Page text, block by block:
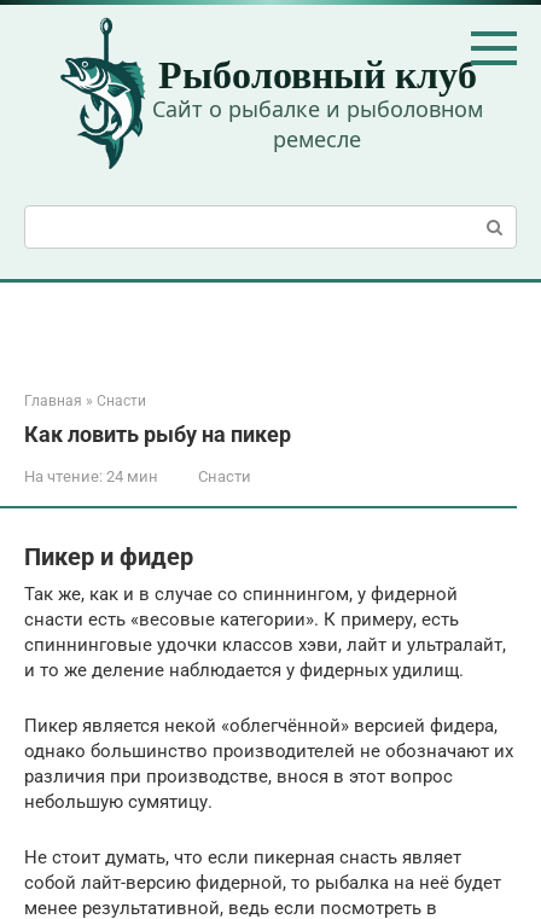
Перейти
контенту
Рыболовный клуб
Сайт о рыбалке и рыболовном
ремесле
Главная » Снасти
Как ловить рыбу на пикер
На чтение: 24 мин Снасти
Пикер и фидер
Так же, как и в случае со спиннингом, у фидерной
снасти есть «весовые категории». К примеру, есть
спиннинговые удочки классов хэви, лайт и ультралайт,
и то же деление наблюдается у фидерных удилищ.
Пикер является некой «облегчённой» версией фидера,
однако большинство производителей не обозначают их
различия при производстве, внося в этот вопрос
небольшую сумятицу.
Не стоит думать, что если пикерная снасть являет
собой лайт-версию фидерной, то рыбалка на неё будет
менее результативной, ведь если посмотреть в